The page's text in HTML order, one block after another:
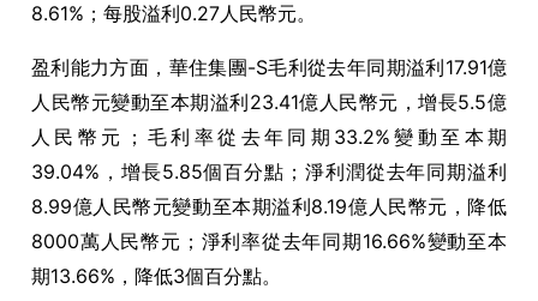
8.61%；每股溢利0.27人民幣元。
盈利能力方面，華住集團-S毛利從去年同期溢利17.91億
人民幣元變動至本期溢利23.41億人民幣元，增長5.5億
人民幣元；毛利率從去年同期33.2%變動至本期
39.04%，增長5.85個百分點；淨利潤從去年同期溢利
8.99億人民幣元變動至本期溢利8.19億人民幣元，降低
8000萬人民幣元；淨利率從去年同期16.66%變動至本
期13.66%，降低3個百分點。